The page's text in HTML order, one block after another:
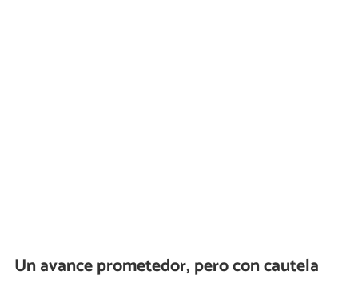
Un avance prometedor, pero con cautela